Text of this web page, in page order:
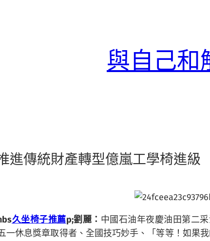
與自己和
進傳統財產轉型億嵐工學椅進級
久坐椅子推薦p;劉麗： 中國石油年夜慶油田第二
一休息獎章取得者、全國技巧妙手、「等等！如果